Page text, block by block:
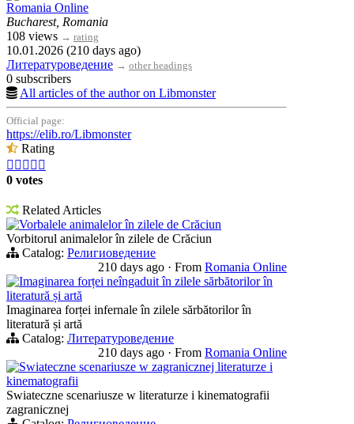
Romania Online
Bucharest, Romania
108 views → rating
10.01.2026 (210 days ago)
Литературоведение → other headings
0 subscribers
All articles of the author on Libmonster
Official page:
https://elib.ro/Libmonster
Rating
    
0 votes
Related Articles
Vorbalele animalelor în zilele de Crăciun
Vorbitorul animalelor în zilele de Crăciun
Catalog: Религиоведение
210 days ago · From Romania Online
Imaginarea forței neîngaduit în zilele sărbătorilor în
literatură și artă
Imaginarea forței infernale în zilele sărbătorilor în
literatură și artă
Catalog: Литературоведение
210 days ago · From Romania Online
Swiateczne scenariusze w zagranicznej literaturze i
kinematografii
Swiateczne scenariusze w literaturze i kinematografii
zagranicznej